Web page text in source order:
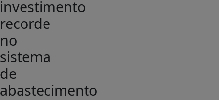
investimento
recorde
no
sistema
de
abastecimento